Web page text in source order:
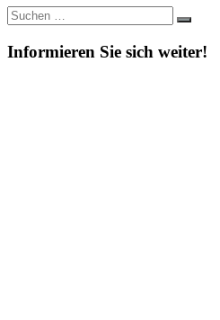
Suche
nach:
Suchen
Informieren Sie sich weiter!